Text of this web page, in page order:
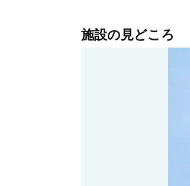
施設の見どころ